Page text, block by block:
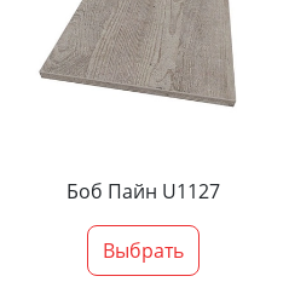
Боб Пайн U1127
Выбрать